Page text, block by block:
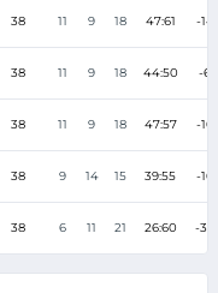
38 11 9 18 47:61 -14
38 11 9 18 44:50 -6
38 11 9 18 47:57 -10
38 9 14 15 39:55 -16
38 6 11 21 26:60 -34